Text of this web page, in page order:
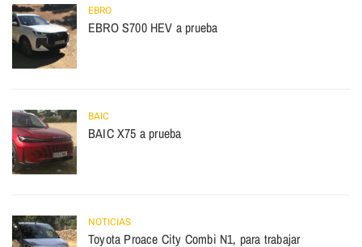
EBRO
EBRO S700 HEV a prueba
BAIC
BAIC X75 a prueba
NOTICIAS
Toyota Proace City Combi N1, para trabajar